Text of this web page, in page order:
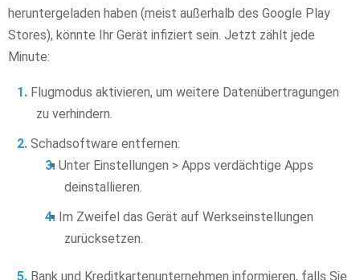
heruntergeladen haben (meist außerhalb des Google Play
Stores), könnte Ihr Gerät infiziert sein. Jetzt zählt jede
Minute:
Flugmodus aktivieren, um weitere Datenübertragungen
zu verhindern.
Schadsoftware entfernen:
Unter Einstellungen > Apps verdächtige Apps
deinstallieren.
Im Zweifel das Gerät auf Werkseinstellungen
zurücksetzen.
Bank und Kreditkartenunternehmen informieren, falls Sie